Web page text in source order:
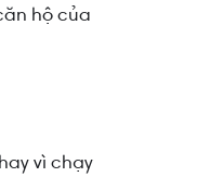
hộ của
vì chạy